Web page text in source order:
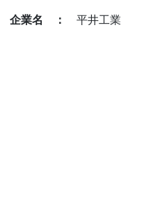
企業名 ： 平井工業